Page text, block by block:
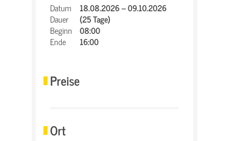
Datum
18.08.2026 – 09.10.2026
Dauer
(25 Tage)
Beginn
08:00
Ende
16:00
Preise
Ort